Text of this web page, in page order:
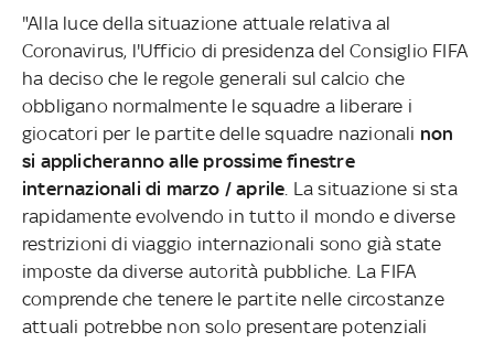
"Alla luce della situazione attuale relativa al
Coronavirus, l'Ufficio di presidenza del Consiglio FIFA
ha deciso che le regole generali sul calcio che
obbligano normalmente le squadre a liberare i
giocatori per le partite delle squadre nazionali non
si applicheranno alle prossime finestre
internazionali di marzo / aprile . La situazione si sta
rapidamente evolvendo in tutto il mondo e diverse
restrizioni di viaggio internazionali sono già state
imposte da diverse autorità pubbliche. La FIFA
comprende che tenere le partite nelle circostanze
attuali potrebbe non solo presentare potenziali